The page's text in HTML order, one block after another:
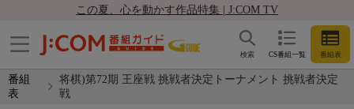
この夏、心を動かす作品特集 | J:COM TV
CS番組一覧 番組表
検索
番組
表
将棋)第72期 王座戦 挑戦者決定トーナメント 挑戦者決定
戦